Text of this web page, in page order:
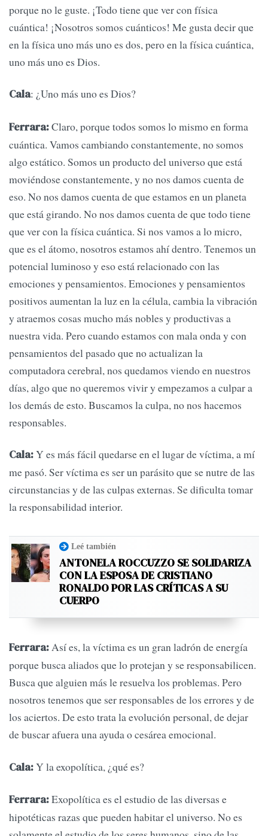
porque no le guste. ¡Todo tiene que ver con física
cuántica! ¡Nosotros somos cuánticos! Me gusta decir que
en la física uno más uno es dos, pero en la física cuántica,
uno más uno es Dios.
Cala: ¿Uno más uno es Dios?
Ferrara:Claro, porque todos somos lo mismo en forma
cuántica. Vamos cambiando constantemente, no somos
algo estático. Somos un producto del universo que está
moviéndose constantemente, y no nos damos cuenta de
eso. No nos damos cuenta de que estamos en un planeta
que está girando. No nos damos cuenta de que todo tiene
que ver con la física cuántica. Si nos vamos a lo micro,
que es el átomo, nosotros estamos ahí dentro. Tenemos un
potencial luminoso y eso está relacionado con las
emociones y pensamientos. Emociones y pensamientos
positivos aumentan la luz en la célula, cambia la vibración
y atraemos cosas mucho más nobles y productivas a
nuestra vida. Pero cuando estamos con mala onda y con
pensamientos del pasado que no actualizan la
computadora cerebral, nos quedamos viendo en nuestros
días, algo que no queremos vivir y empezamos a culpar a
los demás de esto. Buscamos la culpa, no nos hacemos
responsables.
Cala:Y es más fácil quedarse en el lugar de víctima, a mí
me pasó. Ser víctima es ser un parásito que se nutre de las
circunstancias y de las culpas externas. Se dificulta tomar
la responsabilidad interior.
Leé también
ANTONELA ROCCUZZO SE SOLIDARIZA
CON LA ESPOSA DE CRISTIANO
RONALDO POR LAS CRÍTICAS A SU
CUERPO
Ferrara:Así es, la víctima es un gran ladrón de energía
porque busca aliados que lo protejan y se responsabilicen.
Busca que alguien más le resuelva los problemas. Pero
nosotros tenemos que ser responsables de los errores y de
los aciertos. De esto trata la evolución personal, de dejar
de buscar afuera una ayuda o cesárea emocional.
Cala:Y la exopolítica, ¿qué es?
Ferrara:Exopolítica es el estudio de las diversas e
hipotéticas razas que pueden habitar el universo. No es